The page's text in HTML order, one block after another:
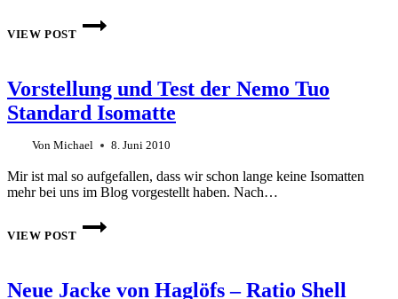
VIEW POST
NEUE
FLEECE
–
DIE
CALIBER
SERIE
Vorstellung und Test der Nemo Tuo
Standard Isomatte
Von Michael 8. Juni 2010
Mir ist mal so aufgefallen, dass wir schon lange keine Isomatten
mehr bei uns im Blog vorgestellt haben. Nach…
VIEW POST
VORSTELLUNG
UND
TUO
Neue Jacke von Haglöfs – Ratio Shell